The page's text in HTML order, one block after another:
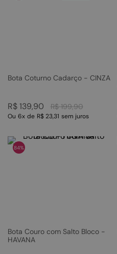
Bota Coturno Cadarço - CINZA
R$ 199,90
R$139,90
Ou 6x de R$ 23,31 sem juros
84%
Bota Couro com Salto Bloco -
HAVANA